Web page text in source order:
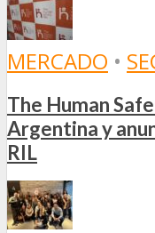
MERCADO •
The Human
Argentina y
RIL